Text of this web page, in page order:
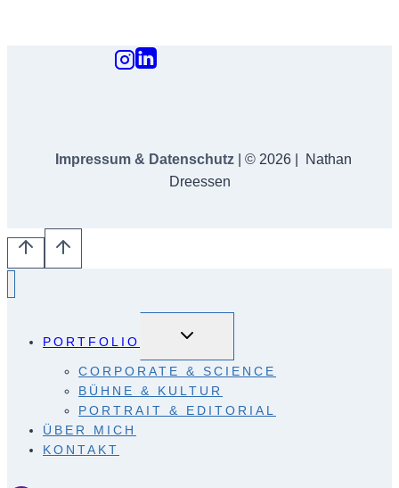
Impressum & Datenschutz| © 2026 | Nathan
Dreessen
PORTFOLIO
umschalten
CORPORATE & SCIENCE
BÜHNE & KULTUR
PORTRAIT & EDITORIAL
ÜBER MICH
KONTAKT